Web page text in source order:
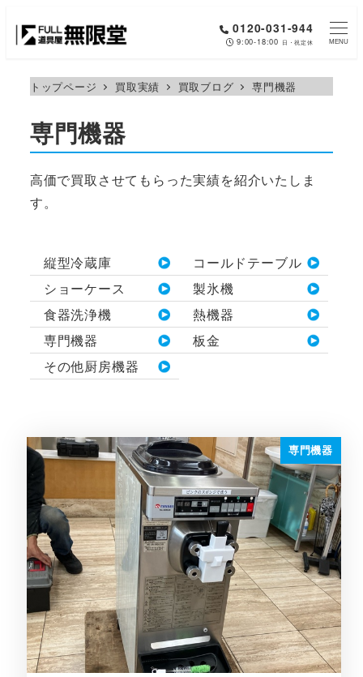
0120-031-944
9:00-18:00 日・祝定休 MENU
トップページ 買取実績 買取ブログ 専門機器
専門機器
高価で買取させてもらった実績を紹介いたしま
す。
縦型冷蔵庫
コールドテーブル
ショーケース
製氷機
食器洗浄機
熱機器
専門機器
板金
その他厨房機器
専門機器